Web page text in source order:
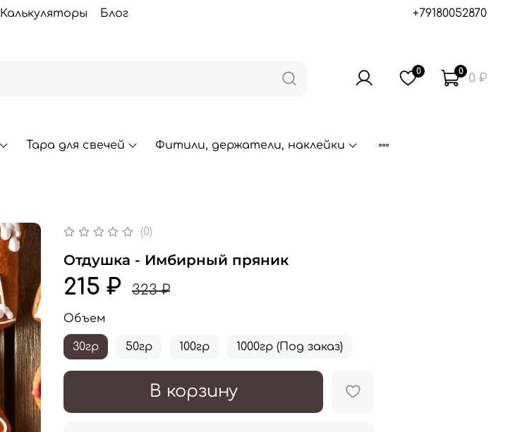
Калькуляторы Блог +79180052870
0 0 0 ₽
Тара для свечей Фитили, держатели, наклейки
(0)
Отдушка - Имбирный пряник
215 ₽ 323 ₽
В корзину
Объем
30гр 50гр 100гр 1000гр (Под заказ)